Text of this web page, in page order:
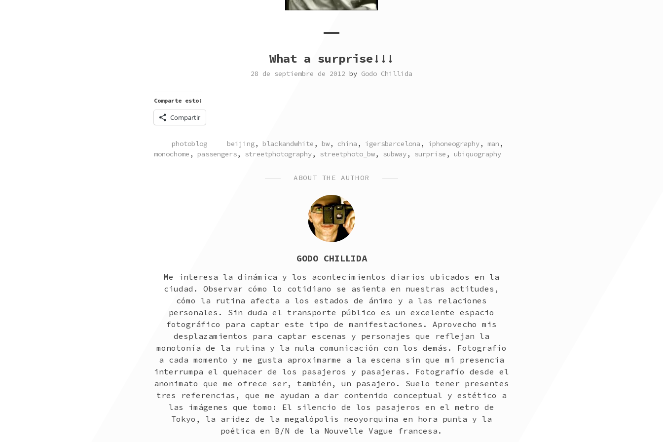
What a surprise!!!
28 de septiembre de 2012 by Godo Chillida
Comparte esto:
Compartir
POSTED
IN
photoblog TAGGED
beijing, blackandwhite , bw, china , igersbarcelona , iphoneography, man ,
monochome , passengers, streetphotography, streetphoto_bw, subway, surprise , ubiquography
ABOUT THE AUTHOR
GODO CHILLIDA
Me interesa la dinámica y los acontecimientos diarios ubicados en la
ciudad. Observar cómo lo cotidiano se asienta en nuestras actitudes,
cómo la rutina afecta a los estados de ánimo y a las relaciones
personales. Sin duda el transporte público es un excelente espacio
fotográfico para captar este tipo de manifestaciones. Aprovecho mis
desplazamientos para captar escenas y personajes que reflejan la
monotonía de la rutina y la nula comunicación con los demás. Fotografío
a cada momento y me gusta aproximarme a la escena sin que mi presencia
interrumpa el quehacer de los pasajeros y pasajeras. Fotografío desde el
anonimato que me ofrece ser, también, un pasajero. Suelo tener presentes
tres referencias, que me ayudan a dar contenido conceptual y estético a
las imágenes que tomo: El silencio de los pasajeros en el metro de
Tokyo, la aridez de la megalópolis neoyorquina en hora punta y la
poética en B/N de la Nouvelle Vague francesa.